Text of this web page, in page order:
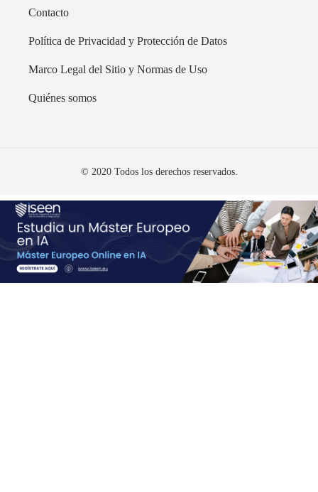
Contacto
Política de Privacidad y Protección de Datos
Marco Legal del Sitio y Normas de Uso
Quiénes somos
© 2020 Todos los derechos reservados.